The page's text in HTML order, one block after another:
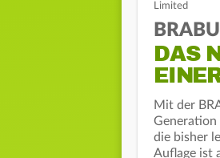
Limited
DAS
Mit der
Generation
die bisher
Auflage ist